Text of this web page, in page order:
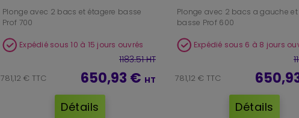
Plonge avec 2 bacs et étagere basse
Prof 700
Expédié sous 10 à 15 jours ouvrés
781,12 € TTC
1183.51 HT
650,93 € HT
Détails
Plonge avec 2 bacs a gauche et
basse Prof 600
Expédié sous 6 à 8 jours
781,12 € TTC
Détails